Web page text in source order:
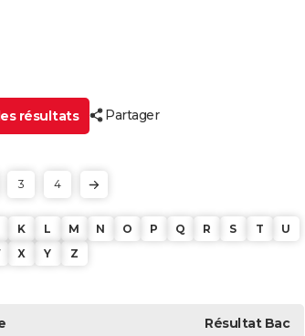
résultats Partager
3 4
K L M N O P Q R S T
U
X Y Z
RésultatBac